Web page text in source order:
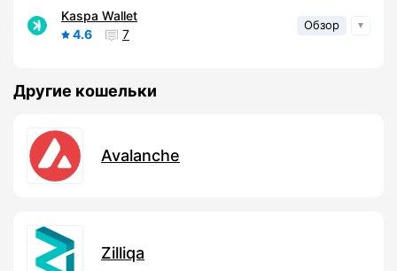
Kaspa Wallet
4.6
7
Обзор
Другие кошельки
Avalanche
Zilliqa